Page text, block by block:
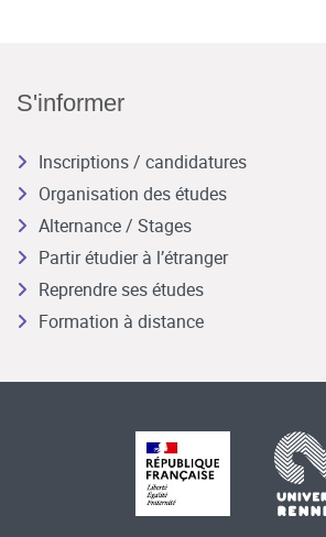
S'informer
Inscriptions / candidatures
Organisation des études
Alternance / Stages
Partir étudier à l’étranger
Reprendre ses études
Formation à distance